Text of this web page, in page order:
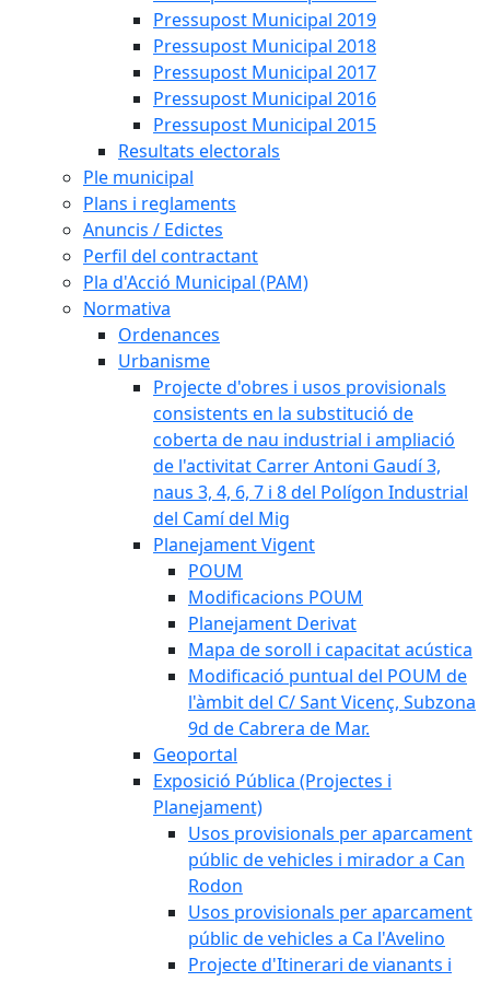
Pressupost Municipal 2019
Pressupost Municipal 2018
Pressupost Municipal 2017
Pressupost Municipal 2016
Pressupost Municipal 2015
Resultats electorals
Ple municipal
Plans i reglaments
Anuncis / Edictes
Perfil del contractant
Pla d'Acció Municipal (PAM)
Normativa
Ordenances
Urbanisme
Projecte d'obres i usos provisionals
consistents en la substitució de
coberta de nau industrial i ampliació
de l'activitat Carrer Antoni Gaudí 3,
naus 3, 4, 6, 7 i 8 del Polígon Industrial
del Camí del Mig
Planejament Vigent
POUM
Modificacions POUM
Planejament Derivat
Mapa de soroll i capacitat acústica
Modificació puntual del POUM de
l'àmbit del C/ Sant Vicenç, Subzona
9d de Cabrera de Mar.
Geoportal
Exposició Pública (Projectes i
Planejament)
Usos provisionals per aparcament
públic de vehicles i mirador a Can
Rodon
Usos provisionals per aparcament
públic de vehicles a Ca l'Avelino
Projecte d'Itinerari de vianants i